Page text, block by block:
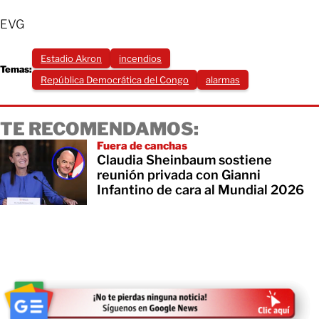
EVG
Temas:
Estadio Akron
incendios
República Democrática del Congo
alarmas
TE RECOMENDAMOS:
Fuera de canchas
Claudia Sheinbaum sostiene
reunión privada con Gianni
Infantino de cara al Mundial 2026